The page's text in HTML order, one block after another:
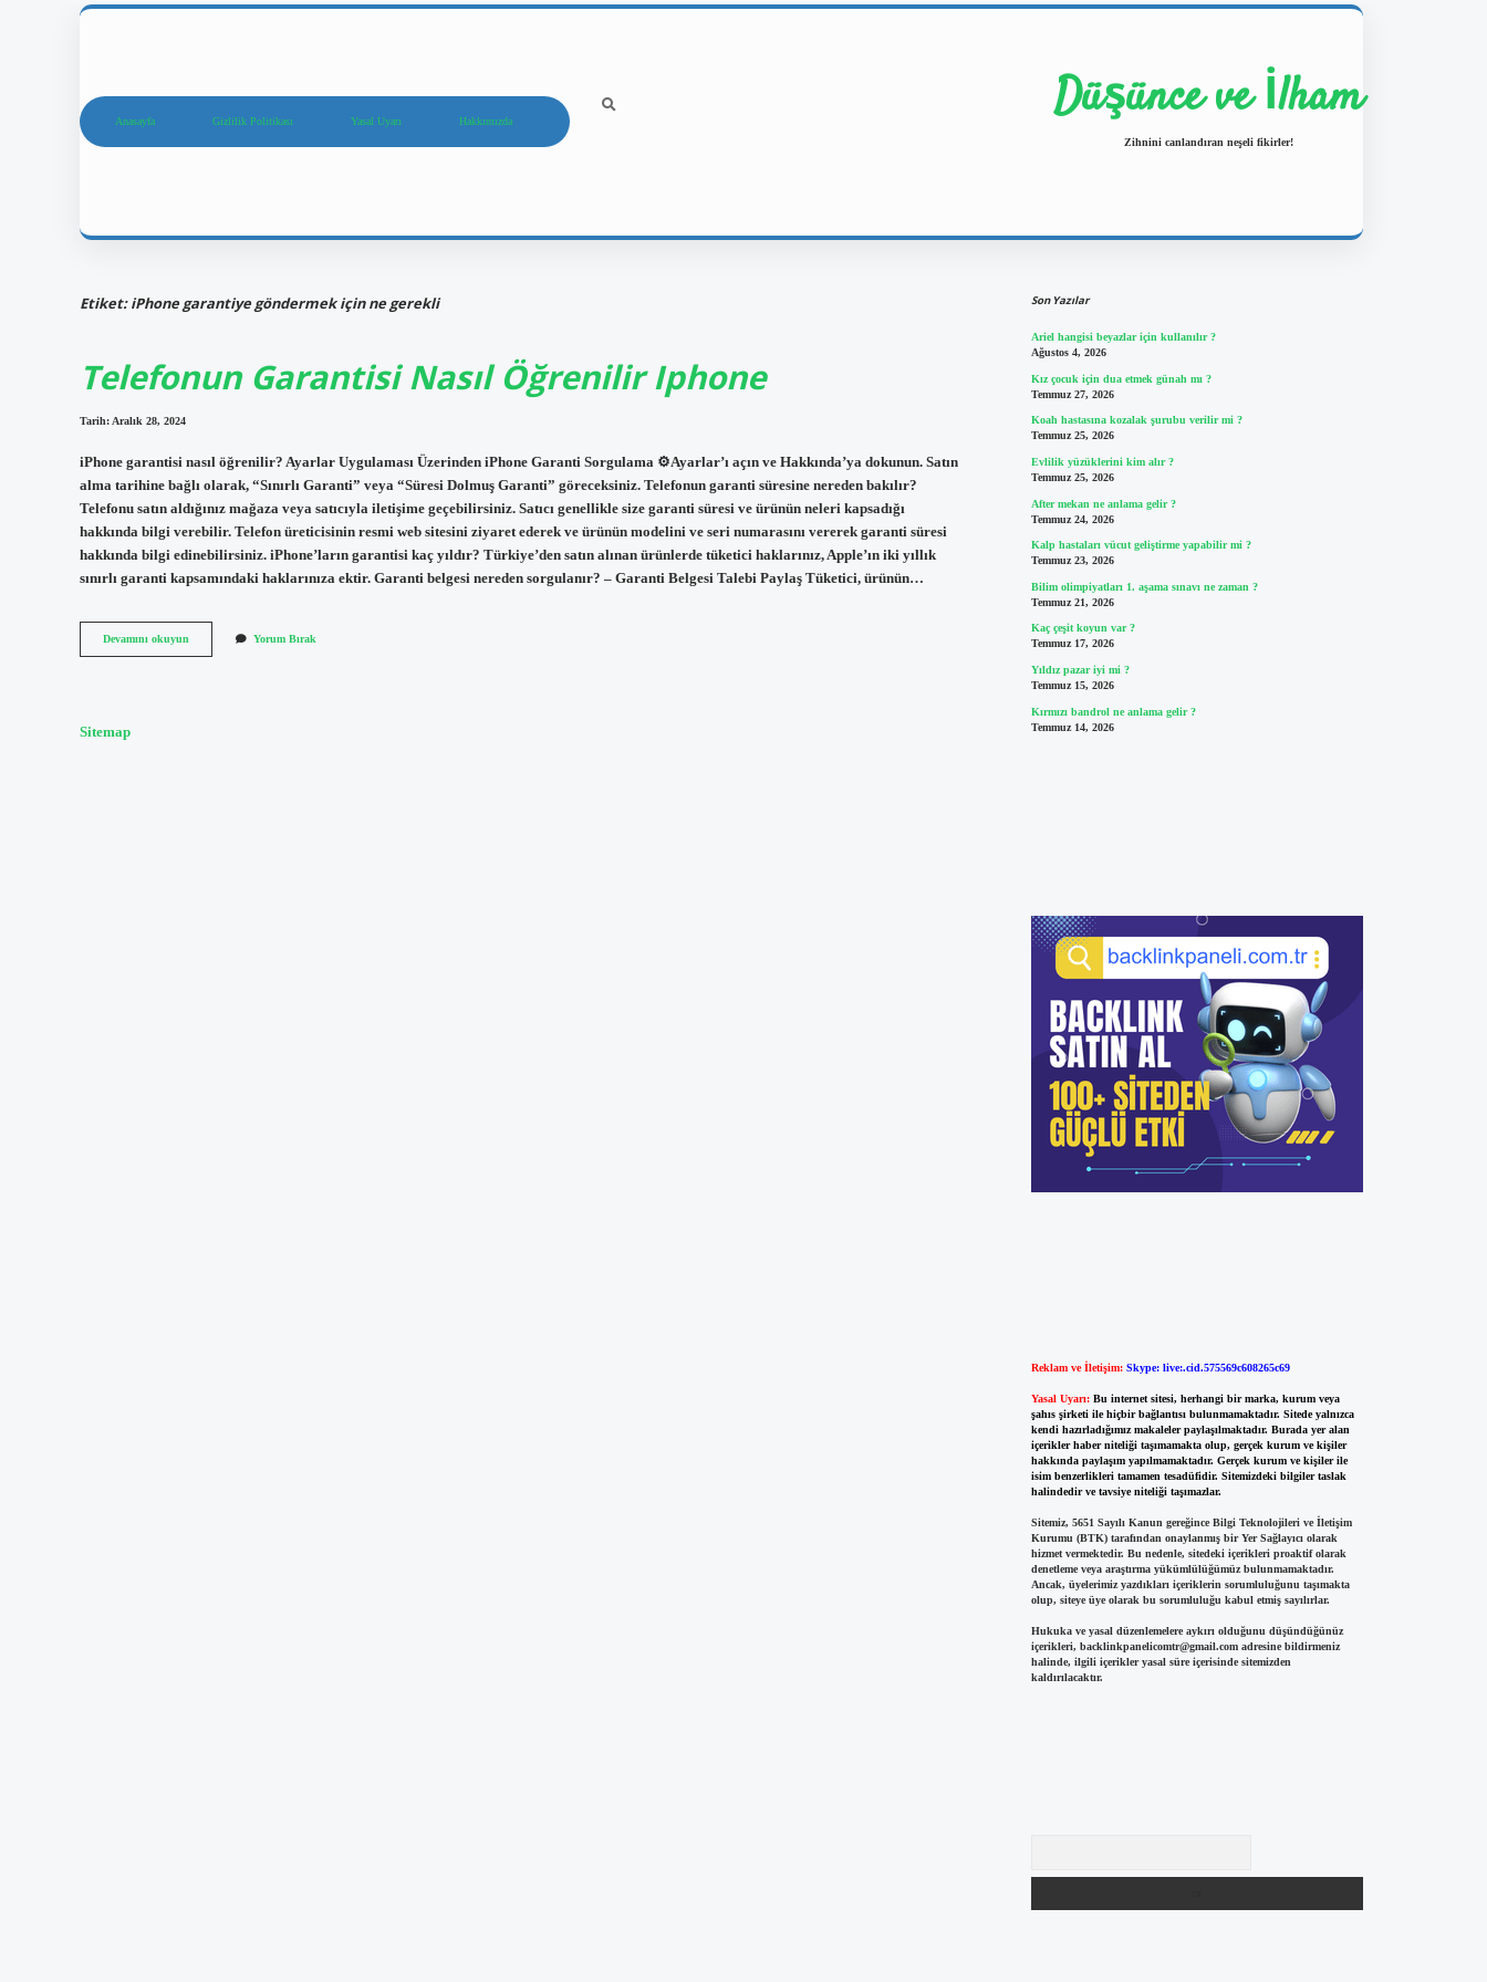
Anasayfa Gizlilik Politikası Yasal Uyarı Hakkımızda Düşünce ve İlham
Zihnini canlandıran neşeli fikirler!
Etiket:iPhone garantiye göndermek için ne gerekli
Telefonun Garantisi Nasıl Öğrenilir Iphone
Tarih: Aralık 28, 2024
iPhone garantisi nasıl öğrenilir? Ayarlar Uygulaması Üzerinden iPhone Garanti Sorgulama ⚙Ayarlar’ı açın ve Hakkında’ya dokunun. Satın
alma tarihine bağlı olarak, “Sınırlı Garanti” veya “Süresi Dolmuş Garanti” göreceksiniz. Telefonun garanti süresine nereden bakılır?
Telefonu satın aldığınız mağaza veya satıcıyla iletişime geçebilirsiniz. Satıcı genellikle size garanti süresi ve ürünün neleri kapsadığı
hakkında bilgi verebilir. Telefon üreticisinin resmi web sitesini ziyaret ederek ve ürünün modelini ve seri numarasını vererek garanti süresi
hakkında bilgi edinebilirsiniz. iPhone’ların garantisi kaç yıldır? Türkiye’den satın alınan ürünlerde tüketici haklarınız, Apple’ın iki yıllık
sınırlı garanti kapsamındaki haklarınıza ektir. Garanti belgesi nereden sorgulanır? – Garanti Belgesi Talebi Paylaş Tüketici, ürünün…
Devamını okuyun
Garantisi
Yorum Bırak
Sitemap
Son Yazılar
Ariel hangisi beyazlar için kullanılır ?
Ağustos 4, 2026
Kız çocuk için dua etmek günah mı ?
Temmuz 27, 2026
Koah hastasına kozalak şurubu verilir mi ?
Temmuz 25, 2026
Evlilik yüzüklerini kim alır ?
Temmuz 25, 2026
After mekan ne anlama gelir ?
Temmuz 24, 2026
Kalp hastaları vücut geliştirme yapabilir mi ?
Temmuz 23, 2026
Bilim olimpiyatları 1. aşama sınavı ne zaman ?
Temmuz 21, 2026
Kaç çeşit koyun var ?
Temmuz 17, 2026
Yıldız pazar iyi mi ?
Temmuz 15, 2026
Kırmızı bandrol ne anlama gelir ?
Temmuz 14, 2026
Reklam ve İletişim: Skype: live:.cid.575569c608265c69
Yasal Uyarı: Bu internet sitesi, herhangi bir marka, kurum veya
şahıs şirketi ile hiçbir bağlantısı bulunmamaktadır. Sitede yalnızca
kendi hazırladığımız makaleler paylaşılmaktadır. Burada yer alan
içerikler haber niteliği taşımamakta olup, gerçek kurum ve kişiler
hakkında paylaşım yapılmamaktadır. Gerçek kurum ve kişiler ile
isim benzerlikleri tamamen tesadüfidir. Sitemizdeki bilgiler taslak
halindedir ve tavsiye niteliği taşımazlar.
Sitemiz, 5651 Sayılı Kanun gereğince Bilgi Teknolojileri ve İletişim
Kurumu (BTK) tarafından onaylanmış bir Yer Sağlayıcı olarak
hizmet vermektedir. Bu nedenle, sitedeki içerikleri proaktif olarak
denetleme veya araştırma yükümlülüğümüz bulunmamaktadır.
Ancak, üyelerimiz yazdıkları içeriklerin sorumluluğunu taşımakta
olup, siteye üye olarak bu sorumluluğu kabul etmiş sayılırlar.
Hukuka ve yasal düzenlemelere aykırı olduğunu düşündüğünüz
içerikleri, backlinkpanelicomtr@gmail.comadresine bildirmeniz
halinde, ilgili içerikler yasal süre içerisinde sitemizden
kaldırılacaktır.